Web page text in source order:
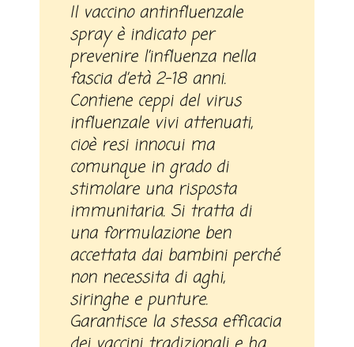
Il vaccino antinfluenzale
spray è indicato per
prevenire l’influenza nella
fascia d’età 2-18 anni.
Contiene ceppi del virus
influenzale vivi attenuati,
cioè resi innocui ma
comunque in grado di
stimolare una risposta
immunitaria. Si tratta di
una formulazione ben
accettata dai bambini perché
non necessita di aghi,
siringhe e punture.
Garantisce la stessa efficacia